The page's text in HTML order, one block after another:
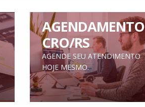
AGENDAMENTO
CRO/RS
AGENDE SEU ATENDIMENTO
HOJE MESMO.